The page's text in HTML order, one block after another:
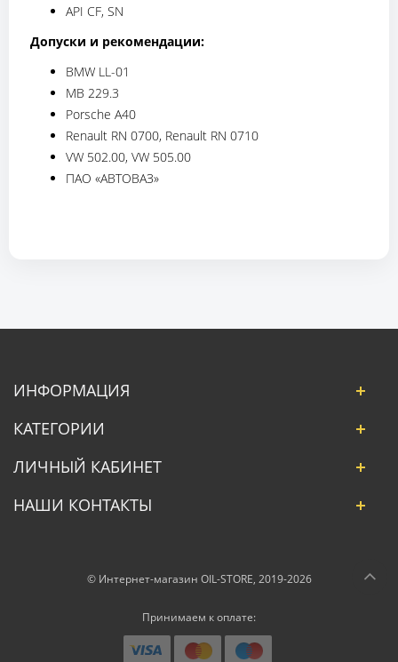
API CF, SN
Допуски и рекомендации:
BMW LL-01
MB 229.3
Porsche A40
Renault RN 0700, Renault RN 0710
VW 502.00, VW 505.00
ПАО «АВТОВАЗ»
ИНФОРМАЦИЯ
КАТЕГОРИИ
ЛИЧНЫЙ КАБИНЕТ
НАШИ КОНТАКТЫ
© Интернет-магазин OIL-STORE, 2019-2026
Принимаем к оплате: